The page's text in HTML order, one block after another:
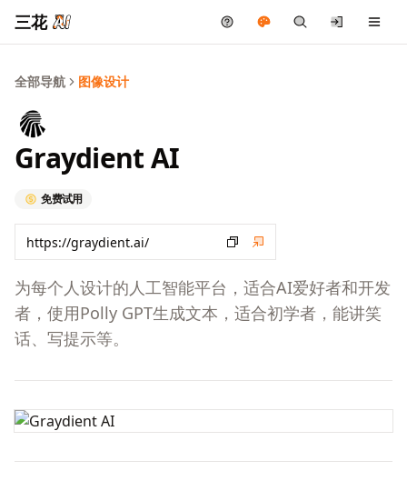
三花
全部导航 图像设计
Graydient AI
免费试用
为每个人设计的人工智能平台，适合AI爱好者和开发
者，使用Polly GPT生成文本，适合初学者，能讲笑
话、写提示等。